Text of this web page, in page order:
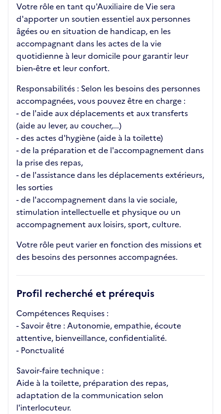
Votre rôle en tant qu'Auxiliaire de Vie sera
d'apporter un soutien essentiel aux personnes
âgées ou en situation de handicap, en les
accompagnant dans les actes de la vie
quotidienne à leur domicile pour garantir leur
bien-être et leur confort.
Responsabilités : Selon les besoins des personnes
accompagnées, vous pouvez être en charge :
- de l'aide aux déplacements et aux transferts
(aide au lever, au coucher,...)
- des actes d'hygiène (aide à la toilette)
- de la préparation et de l'accompagnement dans
la prise des repas,
- de l'assistance dans les déplacements extérieurs,
les sorties
- de l'accompagnement dans la vie sociale,
stimulation intellectuelle et physique ou un
accompagnement aux loisirs, sport, culture.
Votre rôle peut varier en fonction des missions et
des besoins des personnes accompagnées.
Profil recherché et prérequis
Compétences Requises :
- Savoir être : Autonomie, empathie, écoute
attentive, bienveillance, confidentialité.
- Ponctualité
Savoir-faire technique :
Aide à la toilette, préparation des repas,
adaptation de la communication selon
l'interlocuteur.